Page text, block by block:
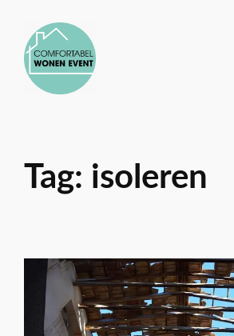
naar
inhoud
Tag: isoleren